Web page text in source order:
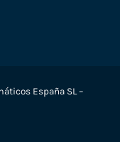
España SL –